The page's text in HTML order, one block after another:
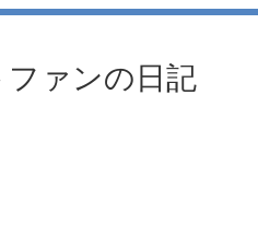
ファンの日記